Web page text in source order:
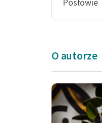
O autorze